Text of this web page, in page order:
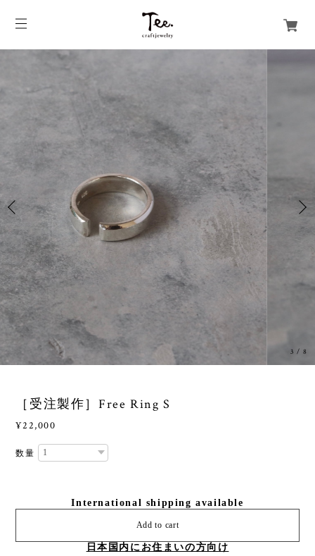
3 /8
［受注製作］Free Ring S
¥22,000
数量
International shipping available
Add to cart
日本国内にお住まいの方向け